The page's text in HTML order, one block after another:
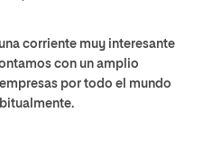
corriente muy interesante
con un amplio
por todo el mundo